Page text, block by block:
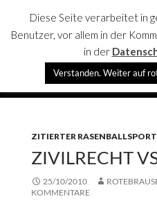
rotebrauseblogger
SPRINGE
ZITIERTER RASENBALLSPORT
ZIVILRECHT
25/10/2010
KOMMENTARE
Diese Seite verarbeitet in
Benutzer, vor allem in der
in der
Verstanden. Weiter auf